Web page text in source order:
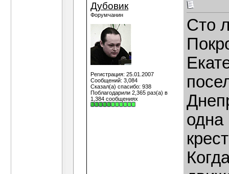
Дубовик
Форумчанин
Регистрация: 25.01.2007
Сообщений: 3,084
Сказал(а) спасибо: 938
Поблагодарили 2,365 раз(а) в
1,384 сообщениях
Сто
одна